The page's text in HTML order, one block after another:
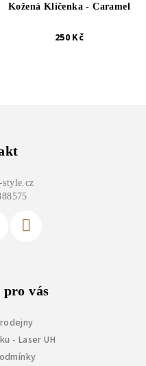
Kožená Klíčenka - Caramel
250 Kč
style.cz
vás
- Laser UH